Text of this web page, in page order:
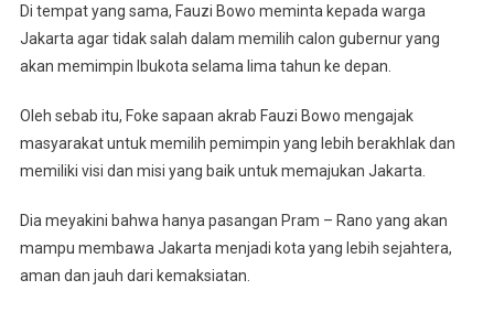
Di tempat yang sama, Fauzi Bowo meminta kepada warga
Jakarta agar tidak salah dalam memilih calon gubernur yang
akan memimpin Ibukota selama lima tahun ke depan.
Oleh sebab itu, Foke sapaan akrab Fauzi Bowo mengajak
masyarakat untuk memilih pemimpin yang lebih berakhlak dan
memiliki visi dan misi yang baik untuk memajukan Jakarta.
Dia meyakini bahwa hanya pasangan Pram – Rano yang akan
mampu membawa Jakarta menjadi kota yang lebih sejahtera,
aman dan jauh dari kemaksiatan.